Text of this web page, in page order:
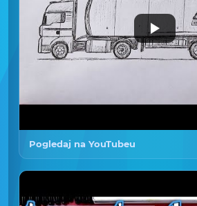
Pogledaj na YouTubeu